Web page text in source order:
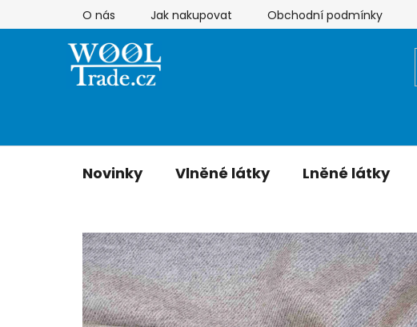
na
O nás Jak nakupovat Obchodní podmínky
Novinky Vlněné látky Lněné látky